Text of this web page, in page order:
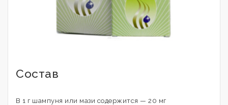
Состав
В 1 г шампуня или мази содержится — 20 мг